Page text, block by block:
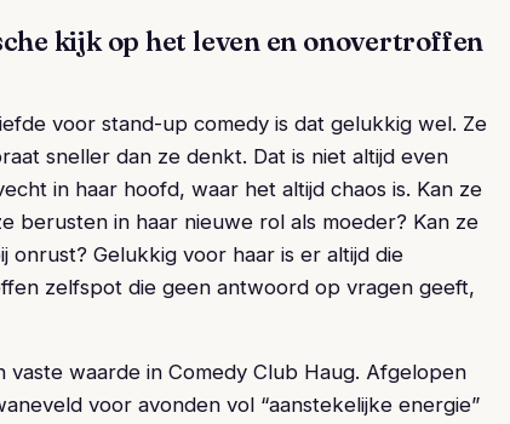
kijk op het leven en onovertroffen
voor stand-up comedy is dat gelukkig wel. Ze
sneller dan ze denkt. Dat is niet altijd even
in haar hoofd, waar het altijd chaos is. Kan ze
berusten in haar nieuwe rol als moeder? Kan ze
Gelukkig voor haar is er altijd die
zelfspot die geen antwoord op vragen geeft,
waarde in Comedy Club Haug. Afgelopen
voor avonden vol “aanstekelijke energie”